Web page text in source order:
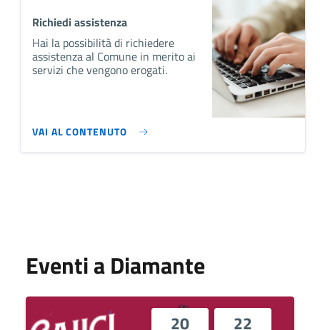
Richiedi assistenza
Hai la possibilità di richiedere
assistenza al Comune in merito ai
servizi che vengono erogati.
VAI AL CONTENUTO
Eventi a Diamante
20 22